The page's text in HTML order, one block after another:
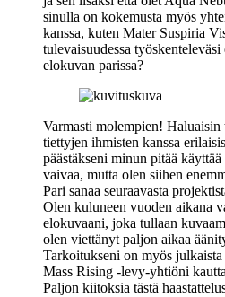
sinulla on kokemusta myös
kanssa, kuten Mater Suspiria
tulevaisuudessa
elokuvan parissa?
Varmasti molempien! Haluaisin
tiettyjen ihmisten kanssa
päästäkseni minun pitää
vaivaa, mutta olen siihen
Pari sanaa seuraavasta
Olen kuluneen vuoden aikana
elokuvaani, joka tullaan
olen viettänyt paljon aikaa
Tarkoitukseni on myös
Mass Rising ‑levy-yhtiöni
Paljon kiitoksia tästä